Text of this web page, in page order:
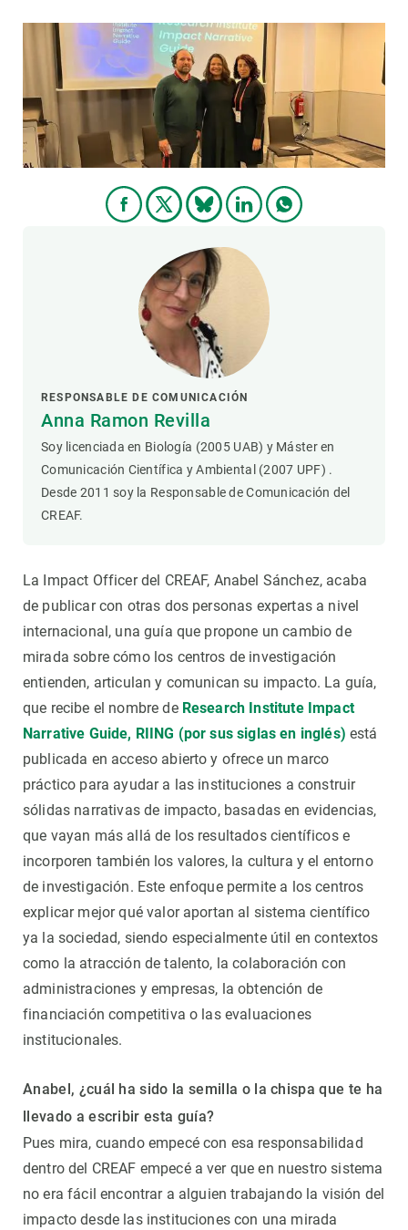
RESPONSABLE DE COMUNICACIÓN
Anna Ramon Revilla
Soy licenciada en Biología (2005 UAB) y Máster en
Comunicación Científica y Ambiental (2007 UPF) .
Desde 2011 soy la Responsable de Comunicación del
CREAF.
La Impact Officer del CREAF, Anabel Sánchez, acaba
de publicar con otras dos personas expertas a nivel
internacional, una guía que propone un cambio de
mirada sobre cómo los centros de investigación
entienden, articulan y comunican su impacto. La guía,
que recibe el nombre de Research Institute Impact
Narrative Guide, RIING (por sus siglas en inglés) está
publicada en acceso abierto y ofrece un marco
práctico para ayudar a las instituciones a construir
sólidas narrativas de impacto, basadas en evidencias,
que vayan más allá de los resultados científicos e
incorporen también los valores, la cultura y el entorno
de investigación. Este enfoque permite a los centros
explicar mejor qué valor aportan al sistema científico
ya la sociedad, siendo especialmente útil en contextos
como la atracción de talento, la colaboración con
administraciones y empresas, la obtención de
financiación competitiva o las evaluaciones
institucionales.
Anabel, ¿cuál ha sido la semilla o la chispa que te ha
llevado a escribir esta guía?
Pues mira, cuando empecé con esa responsabilidad
dentro del CREAF empecé a ver que en nuestro sistema
no era fácil encontrar a alguien trabajando la visión del
impacto desde las instituciones con una mirada